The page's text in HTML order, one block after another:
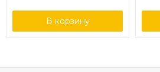
В корзину